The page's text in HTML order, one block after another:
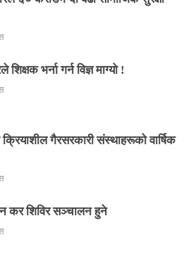
शिक्षक भर्ना गर्न विज्ञ माग्यो !
गैरसरकारी संस्थाहरूको वार्षिक
कर शिविर सञ्चालन हुने